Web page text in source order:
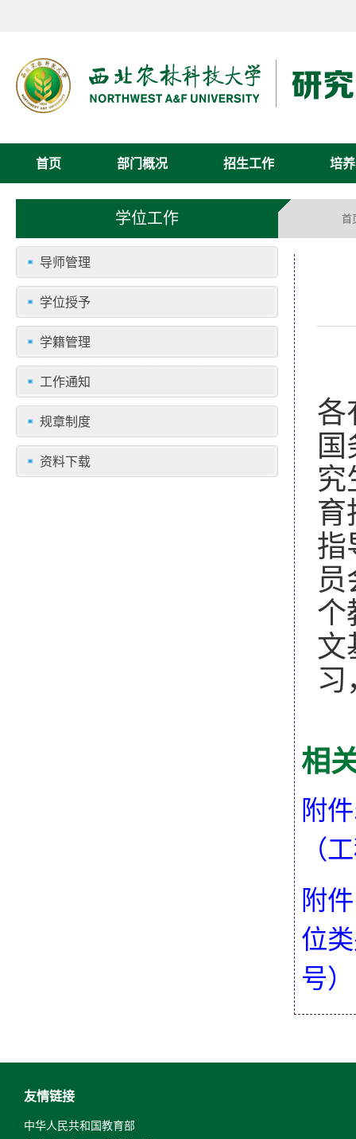
首页 部门概况 招生工作 培
学位工作 首
导师管理
学位授予
学籍管理
工作通知
规章制度
资料下载
各
究
育
指
个
文
习
相
附
（
附
位
号）
友情链接
中华人民共和国教育部